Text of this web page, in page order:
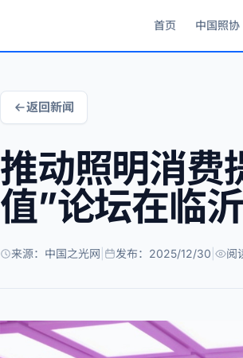
首页 中国照协
返回新闻
推动照明消费
值”论坛在临
来源：中国之光网 发布：2025/12/30 阅